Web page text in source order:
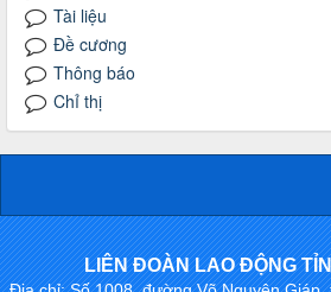
Tài liệu
Đề cương
Thông báo
Chỉ thị
LIÊN ĐOÀN LAO ĐỘNG